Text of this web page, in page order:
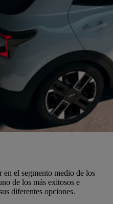
en el segmento medio de los
de los más exitosos e
diferentes opciones.